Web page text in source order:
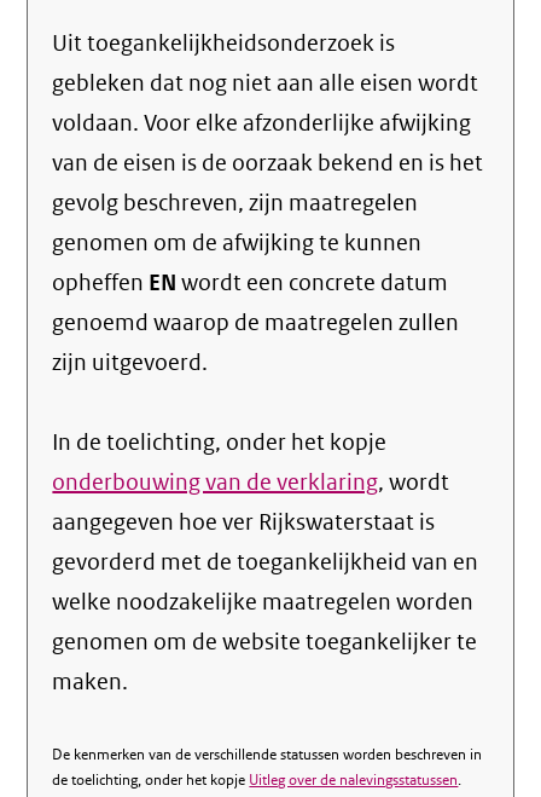
Uit toegankelijkheidsonderzoek is
gebleken dat nog niet aan alle eisen wordt
voldaan. Voor elke afzonderlijke afwijking
van de eisen is de oorzaak bekend en is het
gevolg beschreven, zijn maatregelen
genomen om de afwijking te kunnen
opheffen EN wordt een concrete datum
genoemd waarop de maatregelen zullen
zijn uitgevoerd.
In de toelichting, onder het kopje
onderbouwing van de verklaring, wordt
aangegeven hoe ver Rijkswaterstaat is
gevorderd met de toegankelijkheid van en
welke noodzakelijke maatregelen worden
genomen om de website toegankelijker te
maken.
De kenmerken van de verschillende statussen worden beschreven in
de toelichting, onder het kopje Uitleg over de nalevingsstatussen.